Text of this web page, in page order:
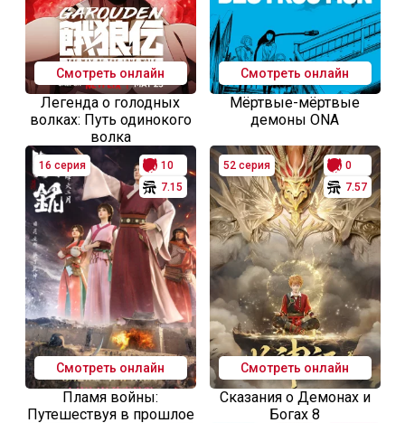
Смотреть онлайн
Легенда о голодных
волках: Путь одинокого
волка
Смотреть онлайн
Мёртвые-мёртвые
демоны ONA
16 серия
10
7.15
Смотреть онлайн
Пламя войны:
Путешествуя в прошлое
52 серия
0
7.57
Смотреть онлайн
Сказания о Демонах и
Богах 8